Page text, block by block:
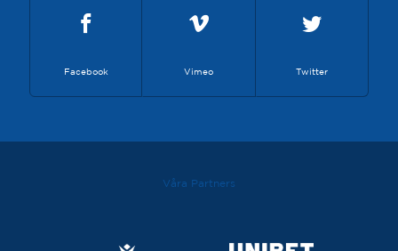
Facebook Vimeo Twitter
Våra Partners